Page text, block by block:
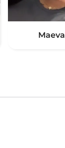
Maeva